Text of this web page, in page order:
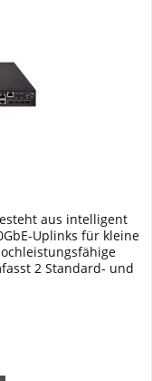
aus intelligent
Uplinks für kleine
2 Standard- und